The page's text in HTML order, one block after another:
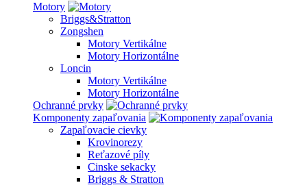
Motory
Briggs&Stratton
Zongshen
Motory Vertikálne
Motory Horizontálne
Loncin
Motory Vertikálne
Motory Horizontálne
Ochranné prvky
Komponenty zapaľovania
Zapaľovacie cievky
Krovinorezy
Reťazové píly
Cinske sekacky
Briggs & Stratton